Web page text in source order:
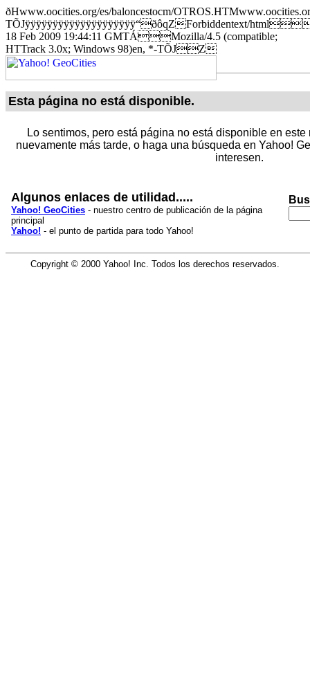
ðHwww.oocities.org/es/baloncestocm/
TÕJÿÿÿÿÿÿÿÿÿÿÿÿÿÿÿÿÿÿÿÿ“ðôqZForbiddentext/
18 Feb 2009 19:44:11 GMTÁMozilla/4.5 (compatible;
HTTrack 3.0x; Windows 98)en, *-TÕJZ
Esta página no está disponible.
Lo sentimos, pero está página no está disponible en
nuevamente más tarde, o haga una búsqueda en Yahoo!
interesen.
Algunos enlaces de utilidad.....
Yahoo! GeoCities - nuestro centro de publicación de la página
principal
Yahoo! - el punto de partida para todo Yahoo!
Copyright © 2000 Yahoo! Inc. Todos los derechos reservados.